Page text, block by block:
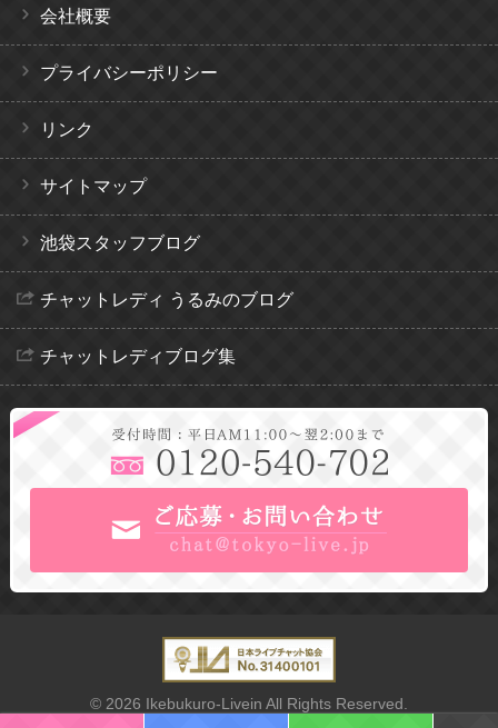
会社概要
プライバシーポリシー
リンク
サイトマップ
池袋スタッフブログ
チャットレディ うるみのブログ
チャットレディブログ集
© 2026 Ikebukuro-Livein All Rights Reserved.